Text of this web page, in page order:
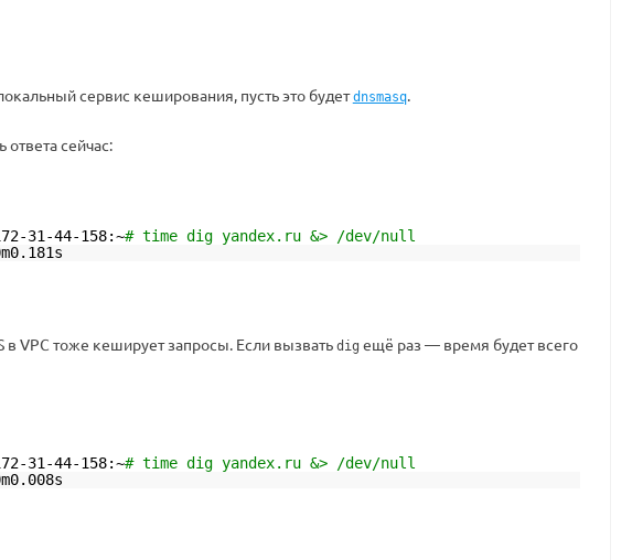
сервис кеширования, пусть это будетdnsmasq.
сейчас:
31-44-158:~# time dig yandex.ru &> /dev/null
в VPC тоже кеширует запросы. Если вызвать dig ещё раз — время будет всего
31-44-158:~# time dig yandex.ru &> /dev/null